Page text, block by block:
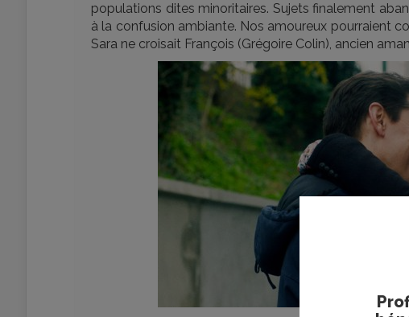
populations dites minoritaires. Sujets finalement
à la confusion ambiante. Nos amoureux pourraient
Sara ne croisait François (Grégoire Colin), ancien